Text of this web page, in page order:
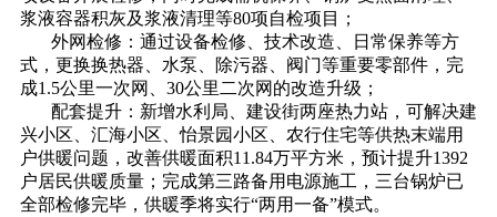
浆液容器积灰及浆液清理等80项自检项目；
外网检修：通过设备检修、技术改造、日常保养等方
式，更换换热器、水泵、除污器、阀门等重要零部件，完
成1.5公里一次网、30公里二次网的改造升级；
配套提升：新增水利局、建设街两座热力站，可解决建
兴小区、汇海小区、怡景园小区、农行住宅等供热末端用
户供暖问题，改善供暖面积11.84万平方米，预计提升1392
户居民供暖质量；完成第三路备用电源施工，三台锅炉已
全部检修完毕，供暖季将实行“两用一备”模式。